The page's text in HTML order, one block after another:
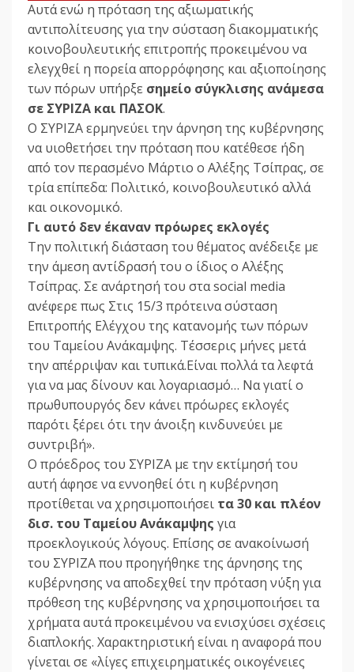
Αυτά ενώ η πρόταση της αξιωματικής
αντιπολίτευσης για την σύσταση διακομματικής
κοινοβουλευτικής επιτροπής προκειμένου να
ελεγχθεί η πορεία απορρόφησης και αξιοποίησης
των πόρων υπήρξε σημείο σύγκλισης ανάμεσα
σε ΣΥΡΙΖΑ και ΠΑΣΟΚ.
Ο ΣΥΡΙΖΑ ερμηνεύει την άρνηση της κυβέρνησης
να υιοθετήσει την πρόταση που κατέθεσε ήδη
από τον περασμένο Μάρτιο ο Αλέξης Τσίπρας, σε
τρία επίπεδα: Πολιτικό, κοινοβουλευτικό αλλά
και οικονομικό.
Γι αυτό δεν έκαναν πρόωρες εκλογές
Την πολιτική διάσταση του θέματος ανέδειξε με
την άμεση αντίδρασή του ο ίδιος ο Αλέξης
Τσίπρας. Σε ανάρτησή του στα social media
ανέφερε πως Στις 15/3 πρότεινα σύσταση
Επιτροπής Ελέγχου της κατανομής των πόρων
του Ταμείου Ανάκαμψης. Τέσσερις μήνες μετά
την απέρριψαν και τυπικά.Είναι πολλά τα λεφτά
για να μας δίνουν και λογαριασμό… Να γιατί ο
πρωθυπουργός δεν κάνει πρόωρες εκλογές
παρότι ξέρει ότι την άνοιξη κινδυνεύει με
συντριβή».
Ο πρόεδρος του ΣΥΡΙΖΑ με την εκτίμησή του
αυτή άφησε να εννοηθεί ότι η κυβέρνηση
προτίθεται να χρησιμοποιήσει τα 30 και πλέον
δισ. του Ταμείου Ανάκαμψης για
προεκλογικούς λόγους. Επίσης σε ανακοίνωσή
του ΣΥΡΙΖΑ που προηγήθηκε της άρνησης της
κυβέρνησης να αποδεχθεί την πρόταση νύξη για
πρόθεση της κυβέρνησης να χρησιμοποιήσει τα
χρήματα αυτά προκειμένου να ενισχύσει σχέσεις
διαπλοκής. Χαρακτηριστική είναι η αναφορά που
γίνεται σε «λίγες επιχειρηματικές οικογένειες